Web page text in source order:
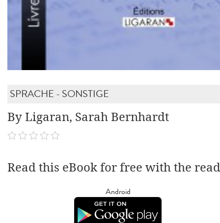
SPRACHE - SONSTIGE
By Ligaran, Sarah Bernhardt
Read this eBook for free with the
Android